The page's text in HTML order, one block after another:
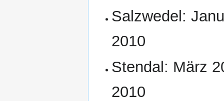
Salzwedel:
2010
Stendal: März
2010